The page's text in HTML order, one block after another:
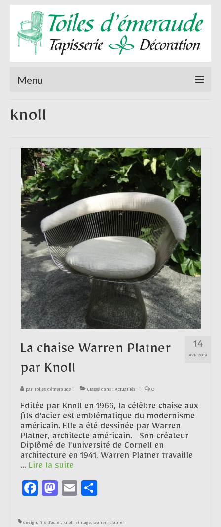
Menu
Sièges
Rideaux et stores
Tenture murale
Actualités
Contact
knoll
14
AVR 2019
La chaise Warren Platner
par Knoll
par Toiles d'émeraude | Classé dans : Actualités | 0
Editée par Knoll en 1966, la célèbre chaise aux
fils d'acier est emblématique du modernisme
américain. Elle a été dessinée par Warren
Platner, architecte américain. Son créateur
Diplômé de l’université de Cornell en
architecture en 1941, Warren Platner travaille
… Lire la suite­­
Facebook
Mastodon
Email
design , fils d'acier, knoll , vintage, warren platner